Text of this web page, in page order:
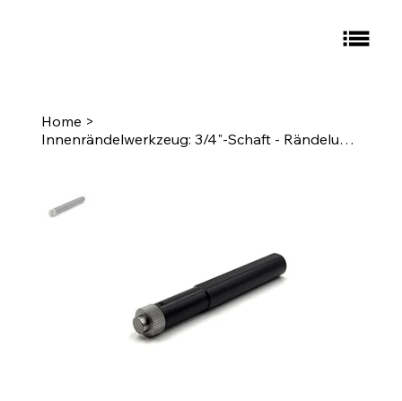
Home >
Innenrändelwerkzeug: 3/4"-Schaft - Rändelung: E